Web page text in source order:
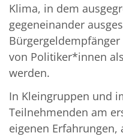
Klima, in dem
gegeneinander
von Politiker*innen
werden.
In Kleingruppen und
Teilnehmenden am
eigenen